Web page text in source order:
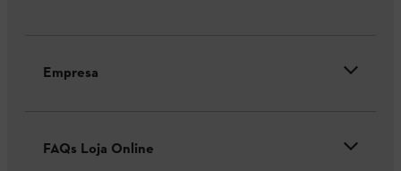
Empresa
FAQs Loja Online